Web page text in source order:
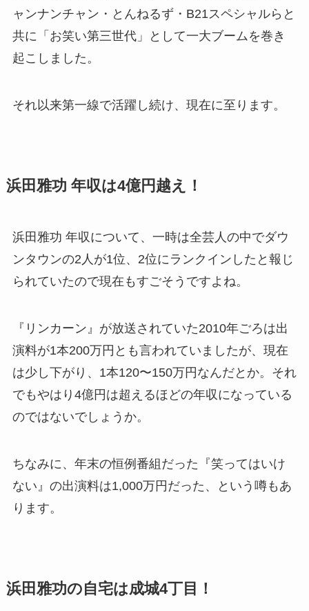
ャンナンチャン・とんねるず・B21スペシャルらと
共に「お笑い第三世代」として一大ブームを巻き
起こしました。
それ以来第一線で活躍し続け、現在に至ります。
浜田雅功 年収は4億円越え！
浜田雅功 年収について、一時は全芸人の中でダウ
ンタウンの2人が1位、2位にランクインしたと報じ
られていたので現在もすごそうですよね。
『リンカーン』が放送されていた2010年ごろは出
演料が1本200万円とも言われていましたが、現在
は少し下がり、1本120〜150万円なんだとか。それ
でもやはり4億円は超えるほどの年収になっている
のではないでしょうか。
ちなみに、年末の恒例番組だった『笑ってはいけ
ない』の出演料は1,000万円だった、という噂もあ
ります。
浜田雅功の自宅は成城4丁目！